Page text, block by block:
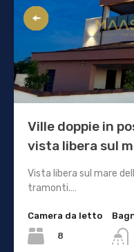
Ville doppie in
vista libera sul
Vista libera sul mare
tramonti.…
Camera da letto
8